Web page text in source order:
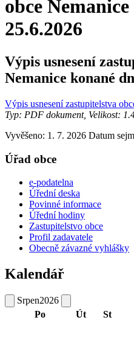
obce
25.6.2026
Výpis usnesení
Nemanice konané
Výpis usnesení zastupitelstva
Typ: PDF dokument, Velikost:
Vyvěšeno: 1. 7. 2026 Datum
Úřad obce
e-podatelna
Úřední deska
Povinné informace
Úřední hodiny
Zastupitelstvo obce
Profil zadavatele
Obecně závazné vyhlášky
Kalendář
Srpen2026
Po
Út St